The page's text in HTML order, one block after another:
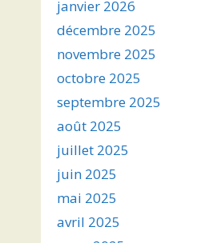
janvier 2026
décembre 2025
novembre 2025
octobre 2025
septembre 2025
août 2025
juillet 2025
juin 2025
mai 2025
avril 2025